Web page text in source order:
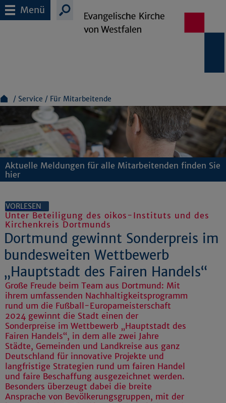
Menü
Service Für Mitarbeitende
Aktuelle Meldungen für alle Mitarbeitenden finden Sie
hier
VORLESEN
Unter Beteiligung des oikos-Instituts und des
Kirchenkreis Dortmunds
Dortmund gewinnt Sonderpreis im
bundesweiten Wettbewerb
„Hauptstadt des Fairen Handels“
Große Freude beim Team aus Dortmund: Mit
ihrem umfassenden Nachhaltigkeitsprogramm
rund um die Fußball-Europameisterschaft
2024 gewinnt die Stadt einen der
Sonderpreise im Wettbewerb „Hauptstadt des
Fairen Handels“, in dem alle zwei Jahre
Städte, Gemeinden und Landkreise aus ganz
Deutschland für innovative Projekte und
langfristige Strategien rund um fairen Handel
und faire Beschaffung ausgezeichnet werden.
Besonders überzeugt dabei die breite
Ansprache von Bevölkerungsgruppen, mit der